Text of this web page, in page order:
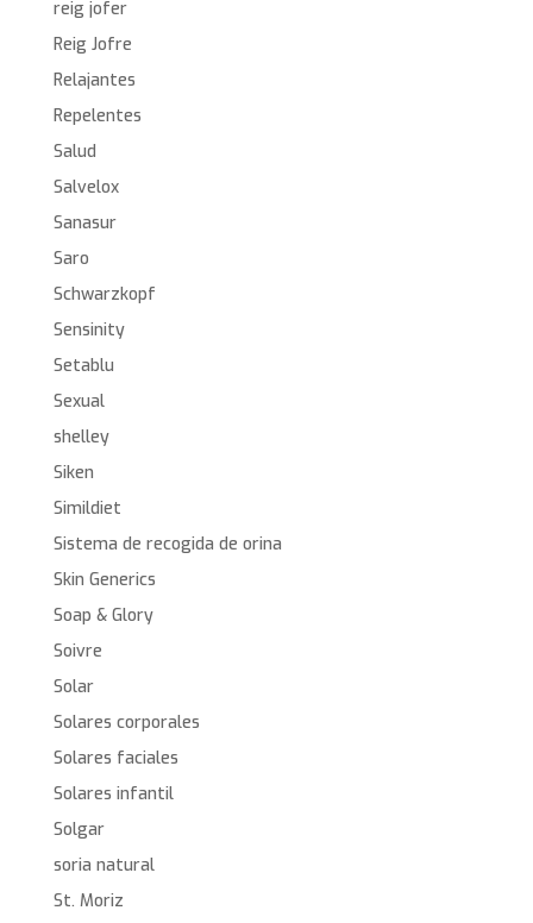
reig jofer
Reig Jofre
Relajantes
Repelentes
Salud
Salvelox
Sanasur
Saro
Schwarzkopf
Sensinity
Setablu
Sexual
shelley
Siken
Simildiet
Sistema de recogida de orina
Skin Generics
Soap & Glory
Soivre
Solar
Solares corporales
Solares faciales
Solares infantil
Solgar
soria natural
St. Moriz